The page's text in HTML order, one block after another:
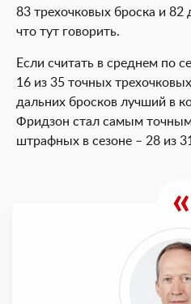
83 трехочковых броска и 82
что тут говорить.
Если считать в среднем по
16 из 35 точных
дальних бросков лучший в
Фридзон стал самым
штрафных в сезоне – 28 из